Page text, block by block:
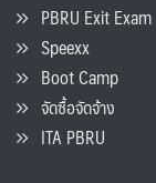
PBRU Exit Exam
Speexx
Boot Camp
จัดซื้อจัดจ้าง
ITA PBRU